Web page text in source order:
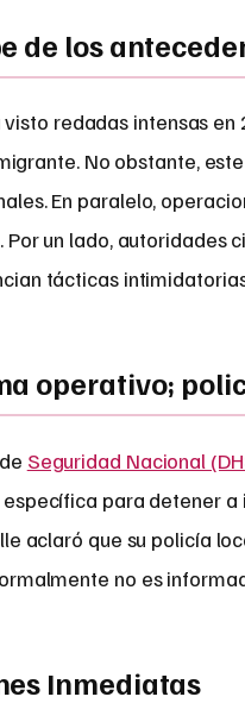
de los
visto redadas intensas en
No obstante,
En paralelo,
Por un lado, autoridades
tácticas
operativo;
Seguridad Nacional
para detener
aclaró que su policía
no es
Inmediatas